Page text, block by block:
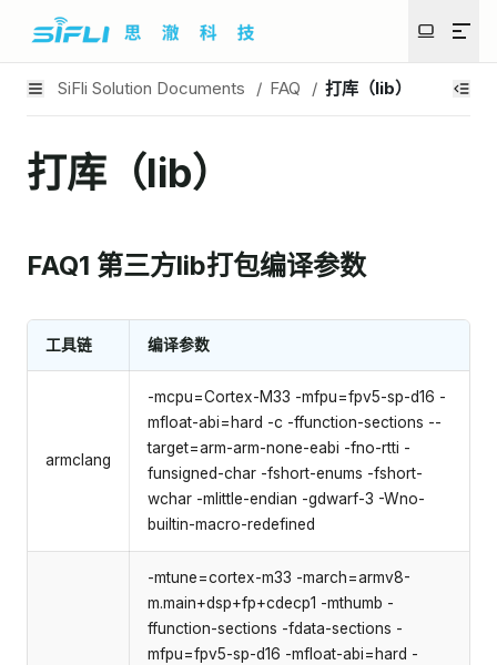
SiFli Solution Documents / FAQ / 打库（lib）
打库（lib）
FAQ1 第三方lib打包编译参数
工具链 编译参数
armclang
-mcpu=Cortex-M33 -mfpu=fpv5-sp-d16 -
mfloat-abi=hard -c -ffunction-sections --
target=arm-arm-none-eabi -fno-rtti -
funsigned-char -fshort-enums -fshort-
wchar -mlittle-endian -gdwarf-3 -Wno-
builtin-macro-redefined
-mtune=cortex-m33 -march=armv8-
m.main+dsp+fp+cdecp1 -mthumb -
ffunction-sections -fdata-sections -
mfpu=fpv5-sp-d16 -mfloat-abi=hard -